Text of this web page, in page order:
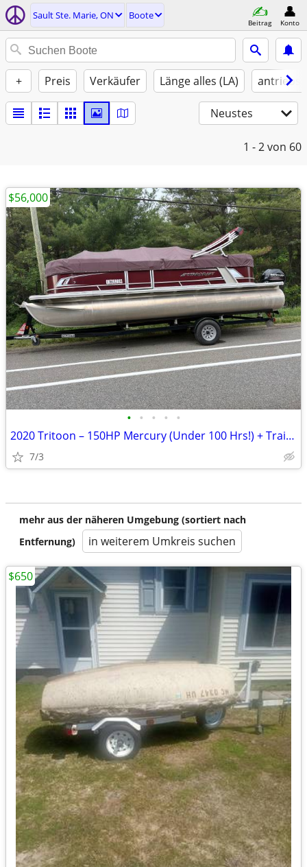
Sault Ste. Marie, ON Boote
Beitrag Konto
+ Preis Verkäufer Länge alles (LA)
Neustes
1 - 2von 60
• • • • •
2020 Tritoon – 150HP Mercury (Under 100 Hrs!) + Trailer
7/3
$56,000
mehr aus der näheren Umgebung (sortiert nach
Entfernung)
in weiterem Umkreis suchen
$650